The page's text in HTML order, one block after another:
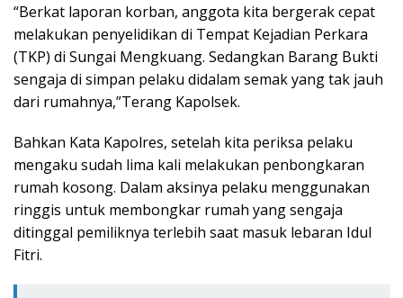
“Berkat laporan korban, anggota kita bergerak cepat
melakukan penyelidikan di Tempat Kejadian Perkara
(TKP) di Sungai Mengkuang. Sedangkan Barang Bukti
sengaja di simpan pelaku didalam semak yang tak jauh
dari rumahnya,”Terang Kapolsek.
Bahkan Kata Kapolres, setelah kita periksa pelaku
mengaku sudah lima kali melakukan penbongkaran
rumah kosong. Dalam aksinya pelaku menggunakan
ringgis untuk membongkar rumah yang sengaja
ditinggal pemiliknya terlebih saat masuk lebaran Idul
Fitri.